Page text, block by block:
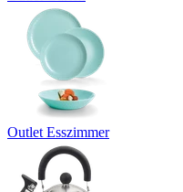
Outlet Esszimmer